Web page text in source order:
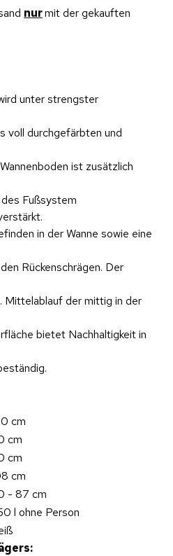
nurmit der gekauften
unter strengster
voll durchgefärbten und
ist zusätzlich
Fußsystem
in der Wanne sowie eine
Rückenschrägen. Der
Mittelablauf der mittig in der
bietet Nachhaltigkeit in
cm
cm
cm
cm
- 87 cm
l ohne Person